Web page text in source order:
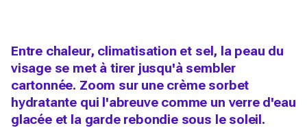
Entre chaleur, climatisation et sel, la peau du
visage se met à tirer jusqu'à sembler
cartonnée. Zoom sur une crème sorbet
hydratante qui l'abreuve comme un verre d'eau
glacée et la garde rebondie sous le soleil.